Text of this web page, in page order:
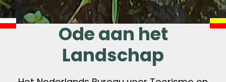
Ode aan het
Landschap